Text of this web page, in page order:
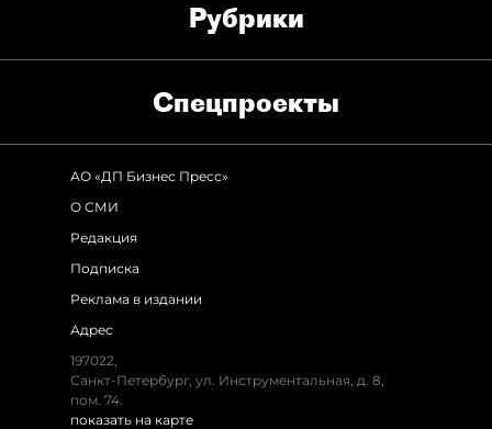
Рубрики
Спец­проекты
АО «ДП Бизнес Пресс»
О СМИ
Редакция
Подписка
Реклама в издании
Адрес
197022,
Санкт-Петербург, ул. Инструментальная, д. 8,
пом. 74.
показать на карте